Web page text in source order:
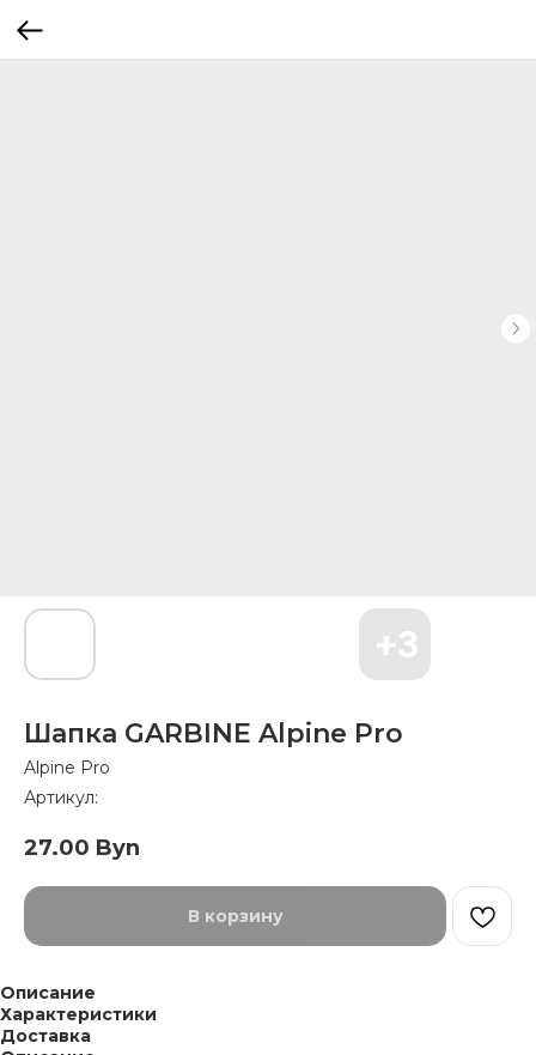
Шапка GARBINE Alpine Pro
Alpine Pro
Артикул:
27.00 Byn
В корзину
Описание
Характеристики
Доставка